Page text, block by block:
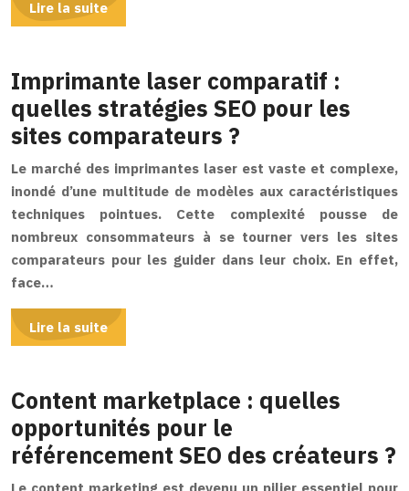
Lire la suite
Imprimante laser comparatif :
quelles stratégies SEO pour les
sites comparateurs ?
Le marché des imprimantes laser est vaste et complexe,
inondé d’une multitude de modèles aux caractéristiques
techniques pointues. Cette complexité pousse de
nombreux consommateurs à se tourner vers les sites
comparateurs pour les guider dans leur choix. En effet,
face…
Lire la suite
Content marketplace : quelles
opportunités pour le
référencement SEO des créateurs ?